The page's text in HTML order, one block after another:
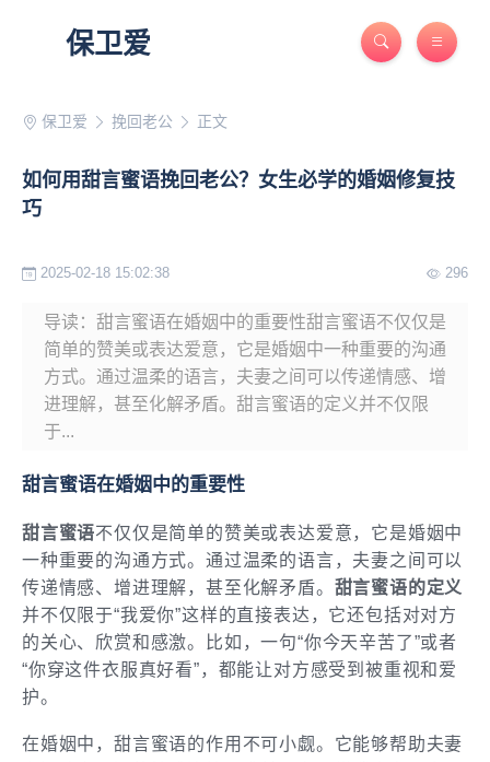
保卫爱
保卫爱 挽回老公 正文
如何用甜言蜜语挽回老公？女生必学的婚姻修复技
巧
2025-02-18 15:02:38 296
导读：甜言蜜语在婚姻中的重要性甜言蜜语不仅仅是
简单的赞美或表达爱意，它是婚姻中一种重要的沟通
方式。通过温柔的语言，夫妻之间可以传递情感、增
进理解，甚至化解矛盾。甜言蜜语的定义并不仅限
于...
甜言蜜语在婚姻中的重要性
甜言蜜语不仅仅是简单的赞美或表达爱意，它是婚姻中
一种重要的沟通方式。通过温柔的语言，夫妻之间可以
传递情感、增进理解，甚至化解矛盾。 甜言蜜语的定义
并不仅限于“我爱你”这样的直接表达，它还包括对对方
的关心、欣赏和感激。比如，一句“你今天辛苦了”或者
“你穿这件衣服真好看”，都能让对方感受到被重视和爱
护。
在婚姻中，甜言蜜语的作用不可小觑。它能够帮助夫妻